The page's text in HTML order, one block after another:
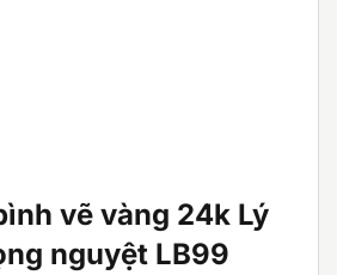
vẽ vàng 24k Lý
nguyệt LB99